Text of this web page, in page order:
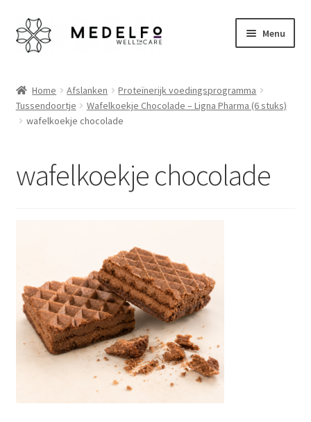
Ga
door
Ga
naar
Menu
Afrekenen
Betaalmethoden
My account
Over ons
Privacy Policy
Shop
Home Afslanken
Proteïnerijk voedingsprogramma
Tussendoortje
Wafelkoekje Chocolade – Ligna Pharma (6 stuks)
wafelkoekje chocolade
wafelkoekje chocolade